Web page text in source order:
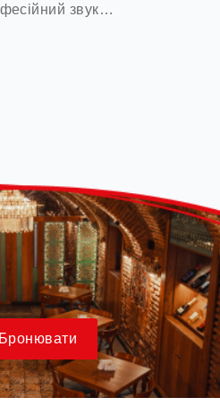
звук…
Бронювати